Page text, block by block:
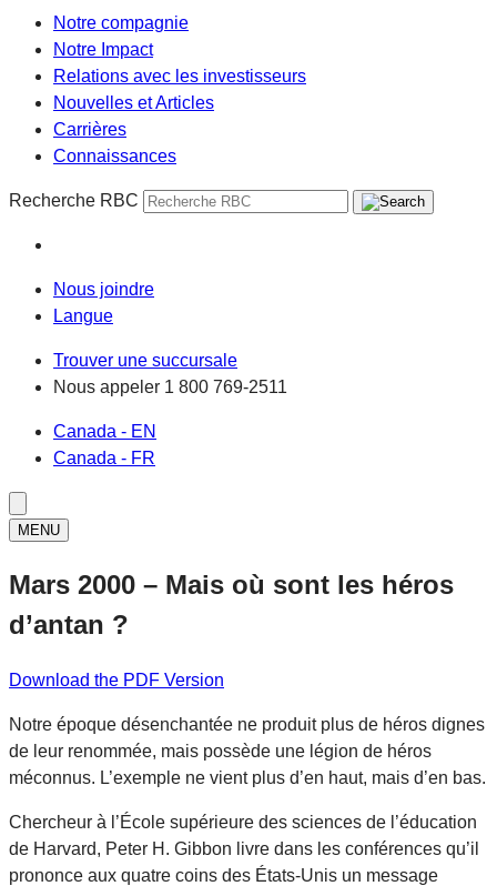
Notre compagnie
Notre Impact
Relations avec les investisseurs
Nouvelles et Articles
Carrières
Connaissances
Recherche RBC
Nous joindre
Langue
Trouver une succursale
Nous appeler 1 800 769-2511
Canada - EN
Canada - FR
MENU
Mars 2000 – Mais où sont les héros
d’antan ?
Download the PDF Version
Notre époque désenchantée ne produit plus de héros dignes
de leur renommée, mais possède une légion de héros
méconnus. L’exemple ne vient plus d’en haut, mais d’en bas.
Chercheur à l’École supérieure des sciences de l’éducation
de Harvard, Peter H. Gibbon livre dans les conférences qu’il
prononce aux quatre coins des États-Unis un message